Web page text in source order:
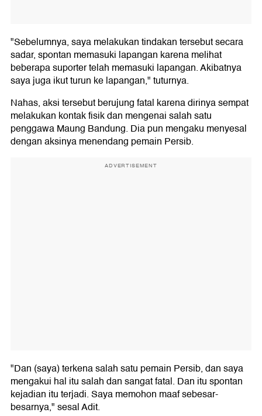
"Sebelumnya, saya melakukan tindakan tersebut secara
sadar, spontan memasuki lapangan karena melihat
beberapa suporter telah memasuki lapangan. Akibatnya
saya juga ikut turun ke lapangan," tuturnya.
Nahas, aksi tersebut berujung fatal karena dirinya sempat
melakukan kontak fisik dan mengenai salah satu
penggawa Maung Bandung. Dia pun mengaku menyesal
dengan aksinya menendang pemain Persib.
ADVERTISEMENT
"Dan (saya) terkena salah satu pemain Persib, dan saya
mengakui hal itu salah dan sangat fatal. Dan itu spontan
kejadian itu terjadi. Saya memohon maaf sebesar-
besarnya," sesal Adit.